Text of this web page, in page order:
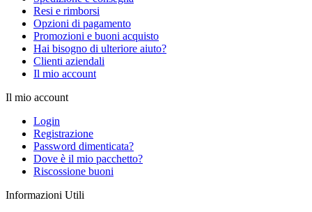
Resi e rimborsi
Opzioni di pagamento
Promozioni e buoni acquisto
Hai bisogno di ulteriore aiuto?
Clienti aziendali
Il mio account
Il mio account
Login
Registrazione
Password dimenticata?
Dove è il mio pacchetto?
Riscossione buoni
Informazioni Utili